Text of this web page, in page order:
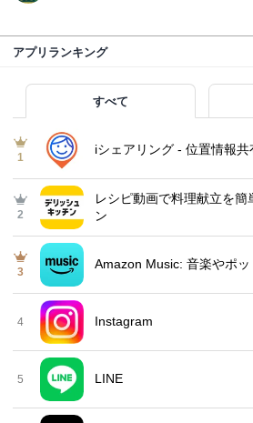
アプリランキング
すべて
1
iシェアリング - 位置情報
2
レシピ動画で料理献立を
ン
3
Amazon Music: 音楽やポッ
4 Instagram
5 LINE